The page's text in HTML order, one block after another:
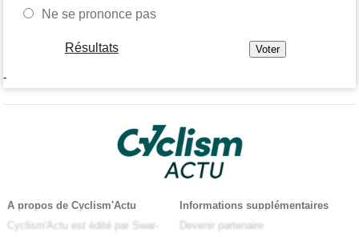
Ne se prononce pas
Résultats
-
A propos de Cyclism'Actu
Cyclism'Actu est édité par Swar-
Informations supplémentaires
Devenir partenaire